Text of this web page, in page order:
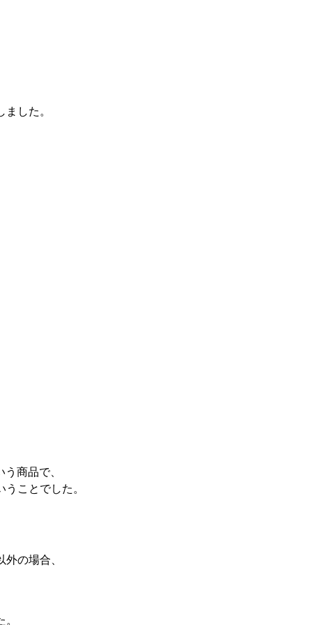
した。
商品で、
ことでした。
の場合、